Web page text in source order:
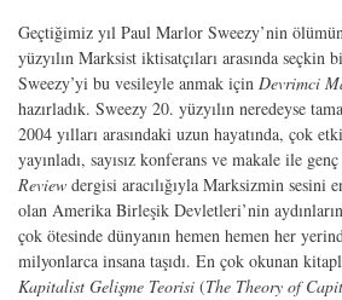
Geçtiğimiz yıl Paul Marlor Sweezy’nin
yüzyılın Mark­sist iktisatçıları arasında seçkin
Sweezy’yi bu vesileyle anmak için Devrimci
hazırladık. Sweezy 20. yüzyılın neredeyse
2004 yılları arasındaki uzun hayatında, çok
yayınladı, sayısız konferans ve makale ile
Review dergisi aracılığıyla Marksizmin sesini
olan Amerika Birleşik Devletleri’nin
çok ötesinde dünyanın hemen hemen her
milyonlarca insana taşıdı. En çok okunan
Kapitalist Gelişme Teorisi (The Theory of